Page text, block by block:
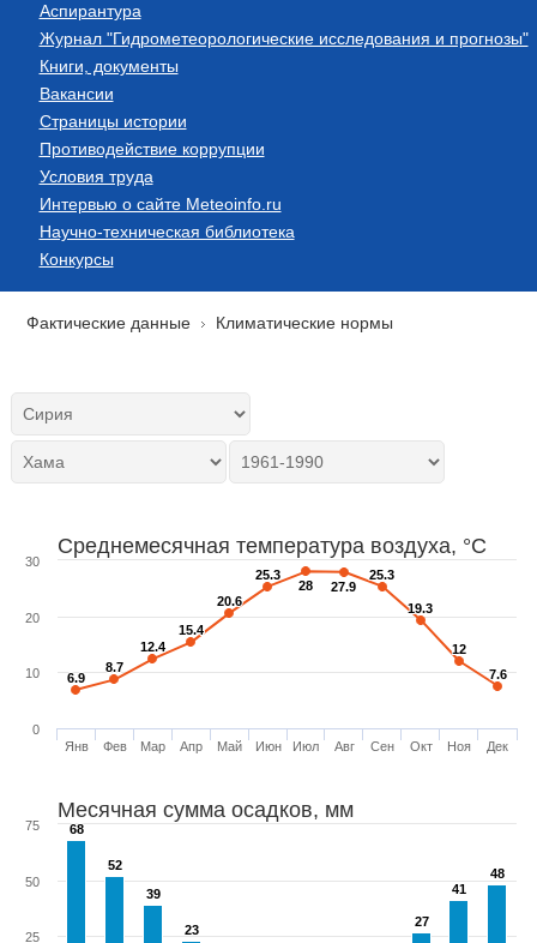
Аспирантура
Журнал "Гидрометеорологические исследования и прогнозы"
Книги, документы
Вакансии
Страницы истории
Противодействие коррупции
Условия труда
Интервью о сайте Meteoinfo.ru
Научно-техническая библиотека
Конкурсы
Фактические данные Климатические нормы
Среднемесячная температура воздуха, °C
6.9
6.9
8.7
8.7
12.4
12.4
15.4
15.4
20.6
20.6
25.3
25.3
28
28 27.9
27.9
25.3
25.3
19.3
19.3
12
12
7.6
7.6
Янв Фев Мар Апр Май Июн Июл Авг Сен Окт Ноя Дек
0
10
20
30
Месячная сумма осадков, мм
68
68
52
52
39
39
23
23
27
27
41
41
48
48
25
50
75